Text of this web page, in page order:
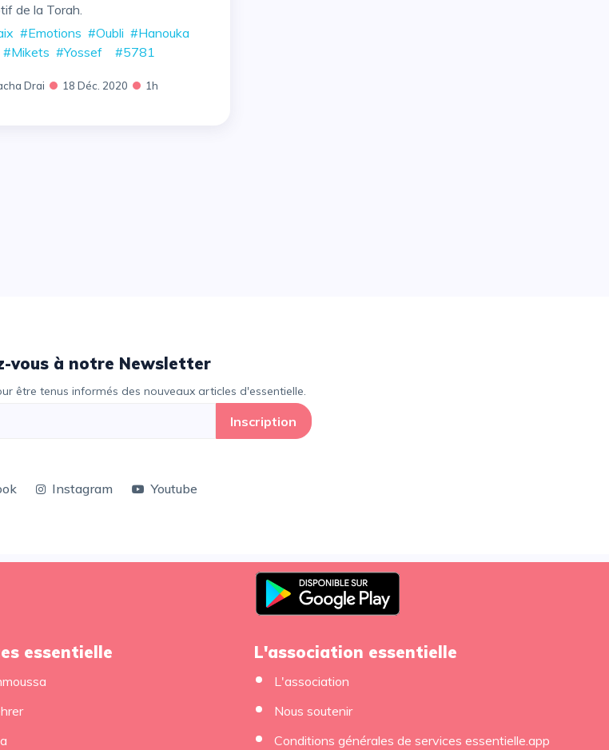
de la Torah.
#Emotions #Oubli #Hanouka
#Mikets #Yossef #5781
Drai 18 Déc. 2020 1h
vous à notre Newsletter
être tenus informés des nouveaux articles d'essentielle.
Inscription
Instagram Youtube
essentielle L'association essentielle
L'association
Nous soutenir
Conditions générales de services essentielle.app